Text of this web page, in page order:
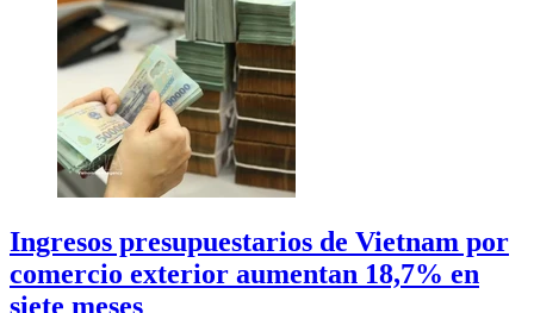
Ingresos presupuestarios de Vietnam por
comercio exterior aumentan 18,7% en
siete meses